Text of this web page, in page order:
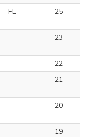
FL 25
23
22
21
20
19